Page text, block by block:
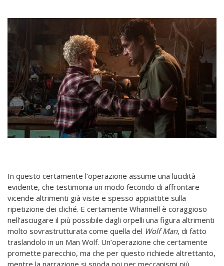
In questo certamente l’operazione assume una lucidità
evidente, che testimonia un modo fecondo di affrontare
vicende altrimenti già viste e spesso appiattite sulla
ripetizione dei cliché. E certamente Whannell è coraggioso
nell’asciugare il più possibile dagli orpelli una figura altrimenti
molto sovrastrutturata come quella del Wolf Man, di fatto
traslandolo in un Man Wolf. Un’operazione che certamente
promette parecchio, ma che per questo richiede altrettanto,